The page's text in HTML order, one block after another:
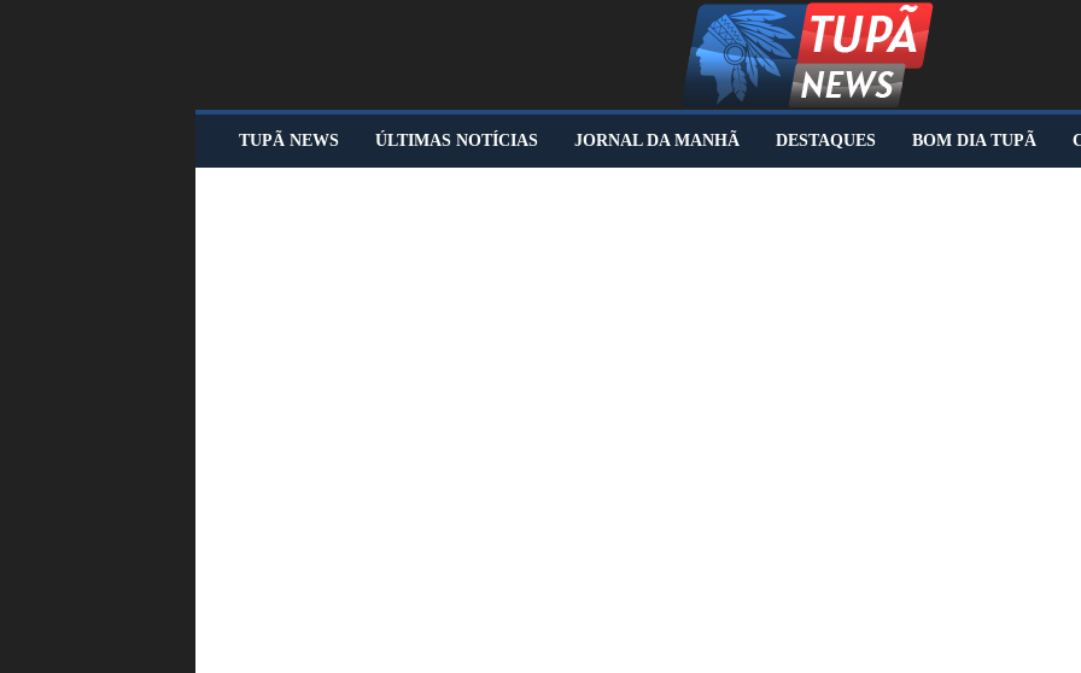
P
TUPÃ NEWS ÚLTIMAS NOTÍCIAS JORNAL DA MANHÃ DESTAQUES BOM DIA TUPÃ